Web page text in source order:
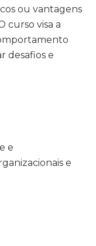
ou vantagens
curso visa a
desafios e
e
e